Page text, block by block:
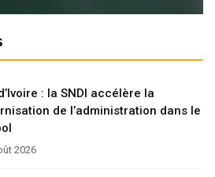
: la SNDI accélère la
de l’administration dans le
2026